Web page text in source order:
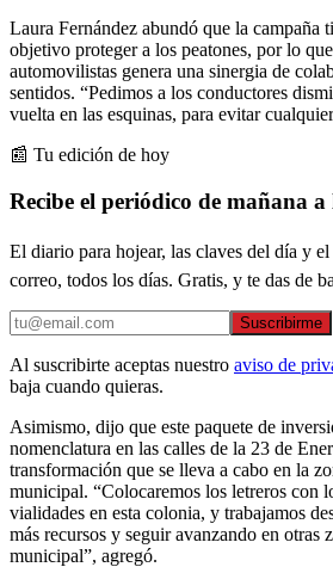
Laura Fernández abundó que la campaña
objetivo proteger a los peatones, por lo
automovilistas genera una sinergia de
sentidos. “Pedimos a los conductores
vuelta en las esquinas, para evitar
📰 Tu edición de hoy
Recibe el periódico de mañana a
El diario para hojear, las claves del día y
correo, todos los días. Gratis, y te das de
Suscribirme
Al suscribirte aceptas nuestro aviso de
baja cuando quieras.
Asimismo, dijo que este paquete de
nomenclatura en las calles de la 23 de
transformación que se lleva a cabo en la
municipal. “Colocaremos los letreros con
vialidades en esta colonia, y trabajamos
más recursos y seguir avanzando en otras
municipal”, agregó.